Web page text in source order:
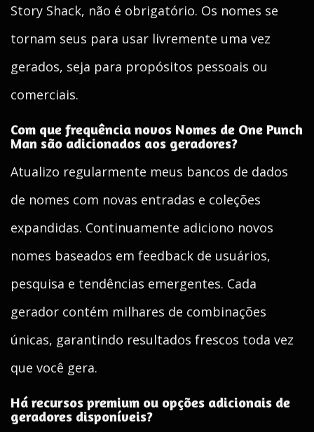
Story Shack, não é obrigatório. Os nomes se
tornam seus para usar livremente uma vez
gerados, seja para propósitos pessoais ou
comerciais.
Com que frequência novos Nomes de One Punch
Man são adicionados aos geradores?
Atualizo regularmente meus bancos de dados
de nomes com novas entradas e coleções
expandidas. Continuamente adiciono novos
nomes baseados em feedback de usuários,
pesquisa e tendências emergentes. Cada
gerador contém milhares de combinações
únicas, garantindo resultados frescos toda vez
que você gera.
Há recursos premium ou opções adicionais de
geradores disponíveis?